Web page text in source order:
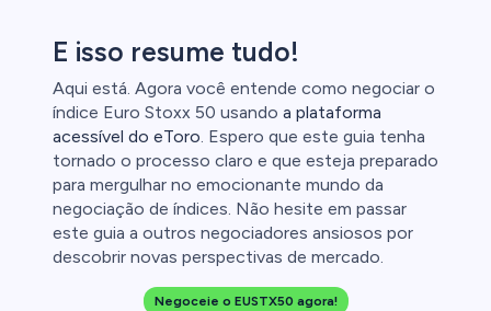
E isso resume tudo!
Aqui está. Agora você entende como negociar o
índice Euro Stoxx 50 usando a plataforma
acessível do eToro. Espero que este guia tenha
tornado o processo claro e que esteja preparado
para mergulhar no emocionante mundo da
negociação de índices. Não hesite em passar
este guia a outros negociadores ansiosos por
descobrir novas perspectivas de mercado.
Negoceie o EUSTX50 agora!